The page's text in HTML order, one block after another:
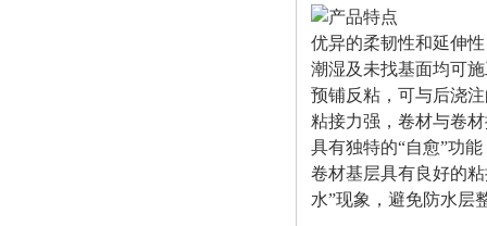
优异的柔韧性和延伸
潮湿及未找基面均可
预铺反粘，可与后浇
粘接力强，卷材与卷
具有独特的“自愈”功
卷材基层具有良好的
水”现象，避免防水层